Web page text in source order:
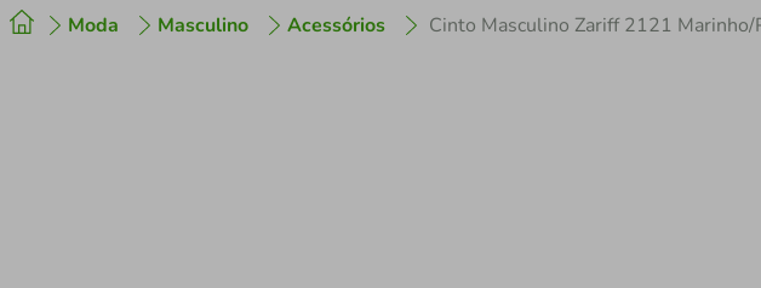
Moda Masculino Acessórios Cinto Masculino Zariff 2121 Marinho/
2º cafeteira